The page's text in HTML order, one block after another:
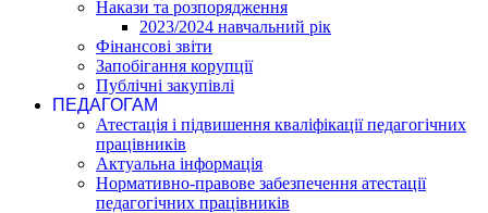
Накази та розпорядження
2023/2024 навчальний рік
Фінансові звіти
Запобігання корупції
Публічні закупівлі
ПЕДАГОГАМ
Атестація і підвишення кваліфікації педагогічних
працівників
Актуальна інформація
Нормативно-правове забезпечення атестації
педагогічних працівників